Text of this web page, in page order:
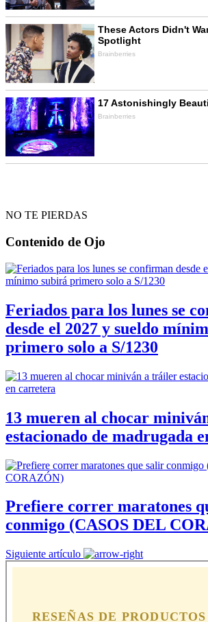
NO TE PIERDAS
Contenido de Ojo
Feriados para los lunes se
desde el 2027 y sueldo
primero solo a S/1230
13 mueren al chocar
estacionado de madrugada
Prefiere correr maratones
conmigo (CASOS DEL
Siguiente artículo